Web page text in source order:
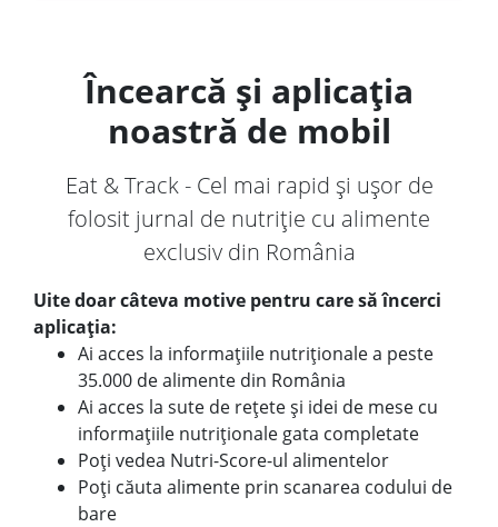
Încearcă și aplicația
noastră de mobil
Eat & Track - Cel mai rapid și ușor de
folosit jurnal de nutriție cu alimente
exclusiv din România
Uite doar câteva motive pentru care să încerci
aplicația:
Ai acces la informațiile nutriționale a peste
35.000 de alimente din România
Ai acces la sute de rețete și idei de mese cu
informațiile nutriționale gata completate
Poți vedea Nutri-Score-ul alimentelor
Poți căuta alimente prin scanarea codului de
bare